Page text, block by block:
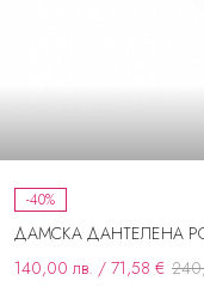
-40%
ДАМСКА ДАНТЕЛЕНА
140,00 лв. / 71,58 €